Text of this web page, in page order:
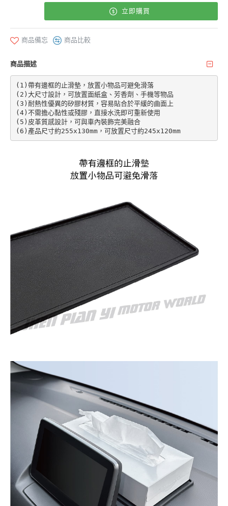
立即購買
商品備忘 商品比較
商品描述
(1)帶有邊框的止滑墊，放置小物品可避免滑落
(2)大尺寸設計，可放置面紙盒、芳香劑、手機等物品
(3)耐熱性優異的矽膠材質，容易貼合於平緩的曲面上
(4)不需擔心黏性或殘膠，直接水洗即可重新使用
(5)皮革質感設計，可與車內裝飾完美融合
(6)產品尺寸約255x130mm，可放置尺寸約245x120mm